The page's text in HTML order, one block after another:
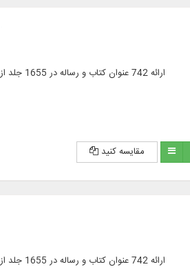
ارائه 742 عنوان کتاب و رساله در 1655 جلد از مهم‌ترین منابع حدیثی شیعه به همراه ترجمه و شرح
مقایسه کنید
ارائه 742 عنوان کتاب و رساله در 1655 جلد از مهم‌ترین منابع حدیثی شیعه به همراه ترجمه و شرح